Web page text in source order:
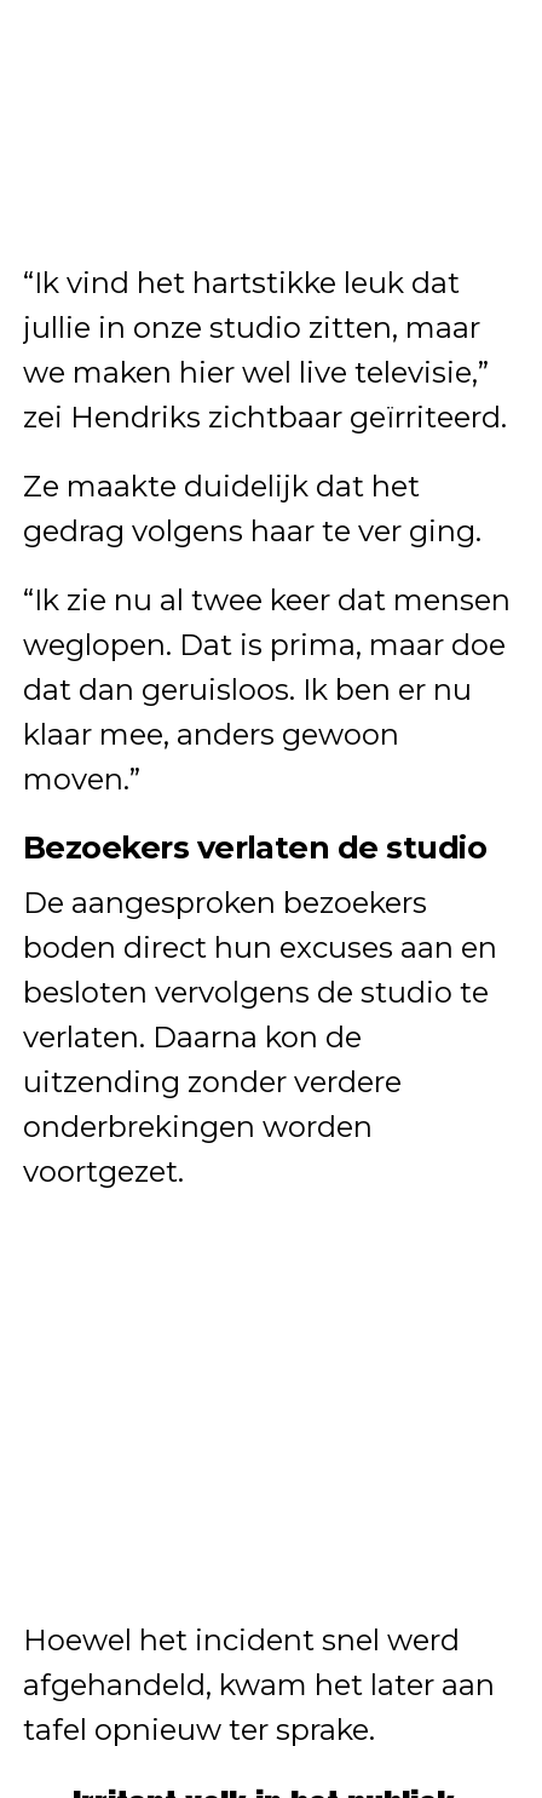
“Ik vind het hartstikke leuk dat
jullie in onze studio zitten, maar
we maken hier wel live televisie,”
zei Hendriks zichtbaar geïrriteerd.
Ze maakte duidelijk dat het
gedrag volgens haar te ver ging.
“Ik zie nu al twee keer dat mensen
weglopen. Dat is prima, maar doe
dat dan geruisloos. Ik ben er nu
klaar mee, anders gewoon
moven.”
Bezoekers verlaten de studio
De aangesproken bezoekers
boden direct hun excuses aan en
besloten vervolgens de studio te
verlaten. Daarna kon de
uitzending zonder verdere
onderbrekingen worden
voortgezet.
Hoewel het incident snel werd
afgehandeld, kwam het later aan
tafel opnieuw ter sprake.